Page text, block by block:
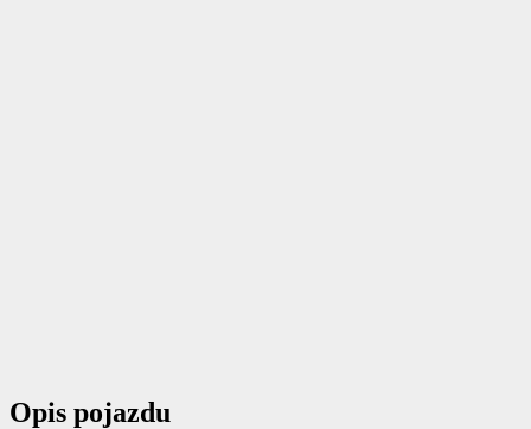
Opis pojazdu